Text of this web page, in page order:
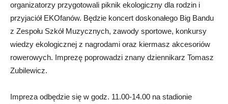
organizatorzy przygotowali piknik ekologiczny dla rodzin i
przyjaciół EKOfanów. Będzie koncert doskonałego Big Bandu
z Zespołu Szkół Muzycznych, zawody sportowe, konkursy
wiedzy ekologicznej z nagrodami oraz kiermasz akcesoriów
rowerowych. Imprezę poprowadzi znany dziennikarz Tomasz
Zubilewicz.
Impreza odbędzie się w godz. 11.00-14.00 na stadionie